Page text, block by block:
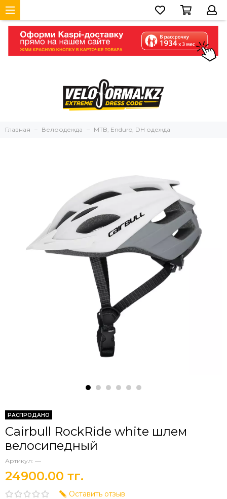
Главная Велоодежда MTB, Enduro, DH одежда
РАСПРОДАНО
Cairbull RockRide white шлем
велосипедный
Артикул: —
24900.00 тг.
Оставить отзыв